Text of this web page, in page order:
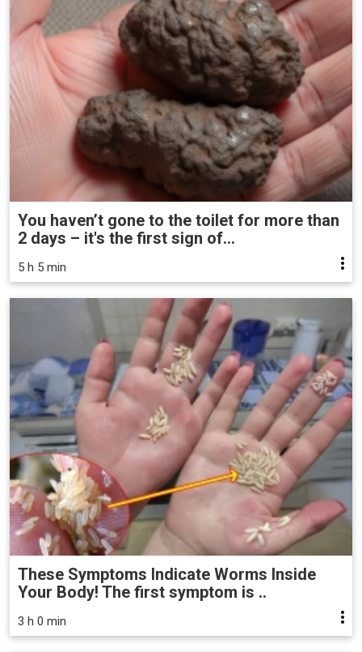
You haven’t gone to the toilet for more than
2 days – it's the first sign of...
5 h 5 min
These Symptoms Indicate Worms Inside
Your Body! The first symptom is ..
3 h 0 min